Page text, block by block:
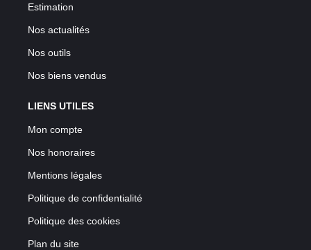
Estimation
Nos actualités
Nos outils
Nos biens vendus
LIENS UTILES
Mon compte
Nos honoraires
Mentions légales
Politique de confidentialité
Politique des cookies
Plan du site